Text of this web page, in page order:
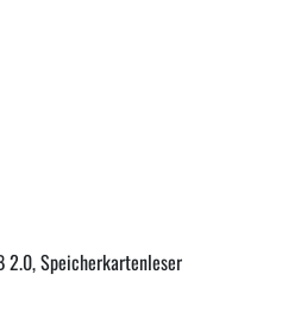
2.0, Speicherkartenleser